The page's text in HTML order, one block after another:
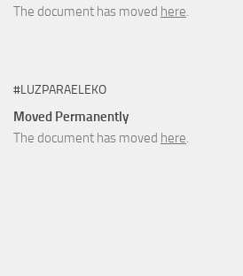
The document has moved here.
#LUZPARAELEKO
Moved Permanently
The document has moved here.